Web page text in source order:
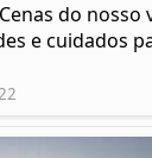
do nosso
e cuidados